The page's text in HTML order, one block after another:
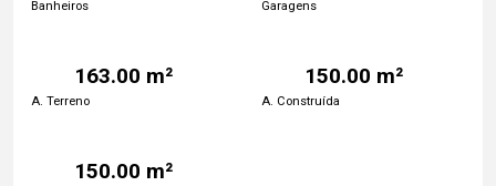
Banheiros Garagens
163.00 m²
A. Terreno
150.00 m²
A. Construída
150.00 m²